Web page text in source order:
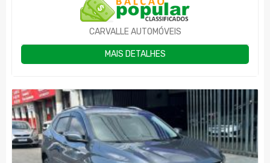
CARVALLE AUTOMÓVEIS
MAIS DETALHES